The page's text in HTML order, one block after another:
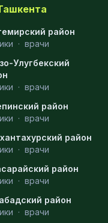
район
· врачи
Улугбекский
· врачи
район
· врачи
район
· врачи
район
· врачи
район
· врачи